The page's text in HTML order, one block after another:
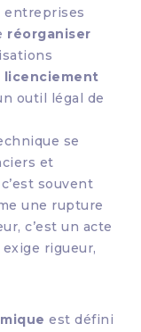
entreprises
réorganiser
licenciement
outil légal de
se
et
souvent
une rupture
c’est un acte
exige rigueur,
est défini